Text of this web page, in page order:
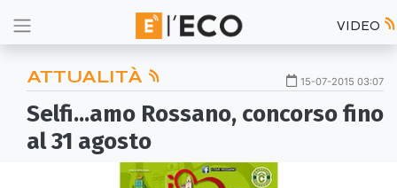
VIDEO
ATTUALITÀ 15-07-2015 03:07
Selfi...amo Rossano, concorso fino
al 31 agosto